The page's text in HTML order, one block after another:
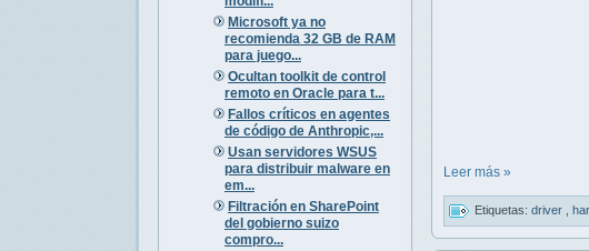
Microsoft ya no
recomienda 32 GB de RAM
para juego...
Ocultan toolkit de control
remoto en Oracle para t...
Fallos críticos en agentes
de código de Anthropic,...
Usan servidores WSUS
para distribuir malware en
em...
Filtración en SharePoint
del gobierno suizo
compro...
Leer más »
Etiquetas: driver